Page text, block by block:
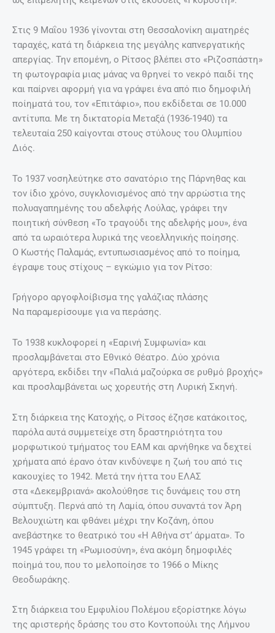
Στις 9 Μαΐου 1936 γίνονται στη Θεσσαλονίκη αιματηρές
ταραχές, κατά τη διάρκεια της μεγάλης καπνεργατικής
απεργίας. Την επομένη, ο Ρίτσος βλέπει στο «Ριζοσπάστη»
τη φωτογραφία μιας μάνας να θρηνεί το νεκρό παιδί της
και παίρνει αφορμή για να γράψει ένα από πιο δημοφιλή
ποίηματά του, τον «Επιτάφιο», που εκδίδεται σε 10.000
αντίτυπα. Με τη δικτατορία Μεταξά (1936-1940) τα
τελευταία 250 καίγονται στους στύλους του Ολυμπίου
Διός.
Το 1937 νοσηλεύτηκε στο σανατόριο της Πάρνηθας και
τον ίδιο χρόνο, συγκλονισμένος από την αρρώστια της
πολυαγαπημένης του αδελφής Λούλας, γράφει την
ποιητική σύνθεση «Το τραγούδι της αδελφής μου», ένα
από τα ωραιότερα λυρικά της νεοελληνικής ποίησης.
Ο Κωστής Παλαμάς, εντυπωσιασμένος από το ποίημα,
έγραψε τους στίχους – εγκώμιο για τον Ρίτσο:
Γρήγορο αργοφλοίβισμα της γαλάζιας πλάσης
Να παραμερίσουμε για να περάσης.
Το 1938 κυκλοφορεί η «Εαρινή Συμφωνία» και
προσλαμβάνεται στο Εθνικό Θέατρο. Δύο χρόνια
αργότερα, εκδίδει την «Παλιά μαζούρκα σε ρυθμό βροχής»
και προσλαμβάνεται ως χορευτής στη Λυρική Σκηνή.
Στη διάρκεια της Κατοχής, ο Ρίτσος έζησε κατάκοιτος,
παρόλα αυτά συμμετείχε στη δραστηριότητα του
μορφωτικού τμήματος του ΕΑΜ και αρνήθηκε να δεχτεί
χρήματα από έρανο όταν κινδύνεψε η ζωή του από τις
κακουχίες το 1942. Μετά την ήττα του ΕΛΑΣ
στα «Δεκεμβριανά» ακολούθησε τις δυνάμεις του στη
σύμπτυξη. Περνά από τη Λαμία, όπου συναντά τον Άρη
Βελουχιώτη και φθάνει μέχρι την Κοζάνη, όπου
ανεβάστηκε το θεατρικό του «Η Αθήνα στ’ άρματα». Το
1945 γράφει τη «Ρωμιοσύνη», ένα ακόμη δημοφιλές
ποίημά του, που το μελοποίησε το 1966 ο Μίκης
Θεοδωράκης.
Στη διάρκεια του Εμφυλίου Πολέμου εξορίστηκε λόγω
της αριστερής δράσης του στο Κοντοπούλι της Λήμνου